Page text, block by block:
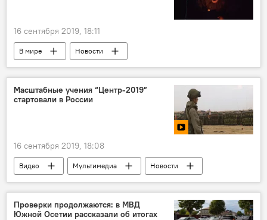
16 сентября 2019, 18:11
В мире Новости
Масштабные учения “Центр-2019”
стартовали в России
16 сентября 2019, 18:08
Видео Мультимедиа Новости
Проверки продолжаются: в МВД
Южной Осетии рассказали об итогах